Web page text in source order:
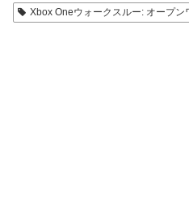
Xbox Oneウォークスルー: オープ